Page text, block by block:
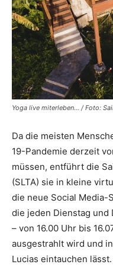
Yoga live miterleben... / Foto:
Da die meisten
19-Pandemie derzeit
müssen, entführt die
(SLTA) sie in kleine
die neue Social Media-
die jeden Dienstag und
– von 16.00 Uhr bis
ausgestrahlt wird und
Lucias eintauchen lässt.